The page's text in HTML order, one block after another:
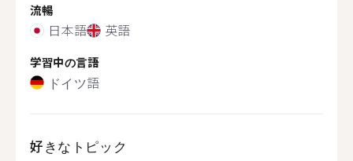
流暢
日本語 英語
学習中の言語
ドイツ語
好きなトピック